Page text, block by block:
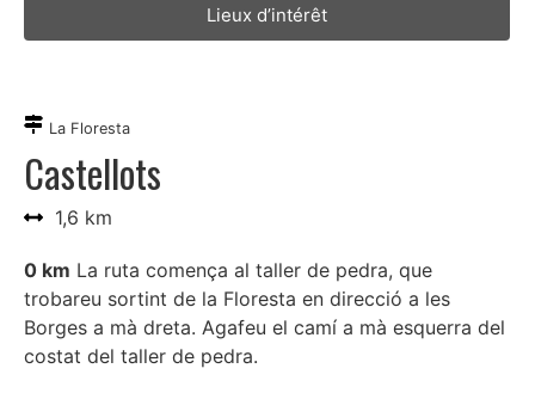
Lieux d’intérêt
La Floresta
Castellots
1,6 km
0 km La ruta comença al taller de pedra, que
trobareu sortint de la Floresta en direcció a les
Borges a mà dreta. Agafeu el camí a mà esquerra del
costat del taller de pedra.